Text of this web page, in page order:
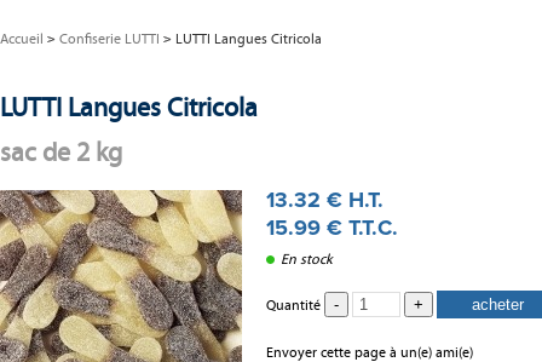
Accueil Confiserie LUTTI LUTTI Langues Citricola
LUTTI Langues Citricola
sac de 2 kg
13.32 € H.T.
15.99 € T.T.C.
En stock
Quantité
Envoyer cette page à un(e) ami(e)